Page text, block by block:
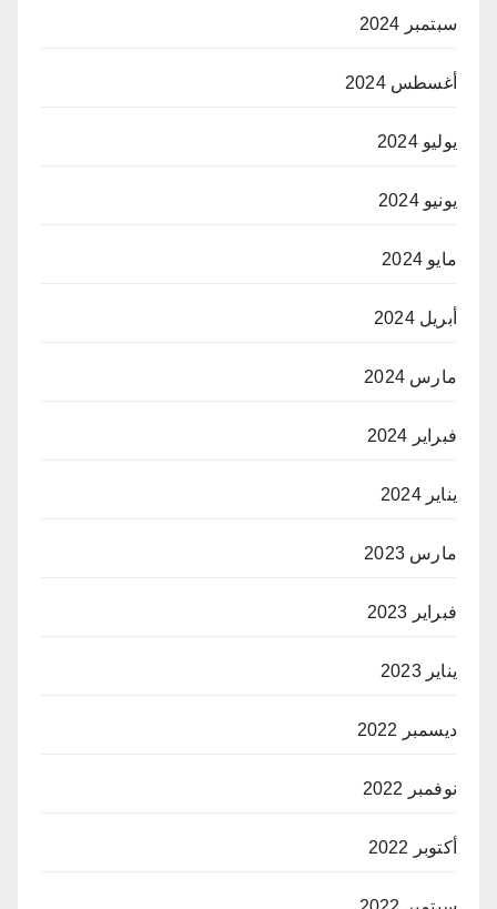
سبتمبر 2024
أغسطس 2024
يوليو 2024
يونيو 2024
مايو 2024
أبريل 2024
مارس 2024
فبراير 2024
يناير 2024
مارس 2023
فبراير 2023
يناير 2023
ديسمبر 2022
نوفمبر 2022
أكتوبر 2022